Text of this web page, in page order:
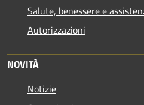
Salute, benessere e
Autorizzazioni
NOVITÀ
Notizie